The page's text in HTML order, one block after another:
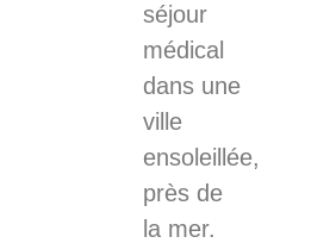
séjour
médical
dans une
ville
ensoleillée,
près de
la mer.